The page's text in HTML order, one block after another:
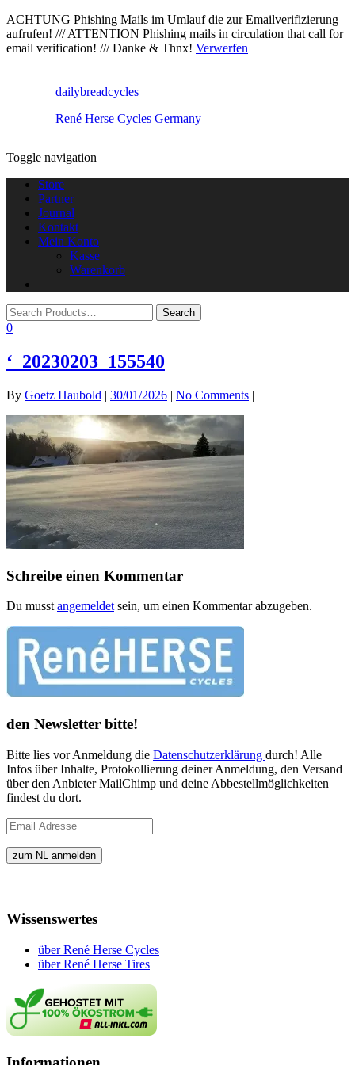
ACHTUNG Phishing Mails im Umlauf die zur Emailverifizierung
aufrufen! /// ATTENTION Phishing mails in circulation that call for
email verification! /// Danke & Thnx! Verwerfen
dailybreadcycles
René Herse Cycles Germany
Toggle navigation
Store
Partner
Journal
Kontakt
Mein Konto
Kasse
Warenkorb
0
‘_20230203_155540
By Goetz Haubold | 30/01/2026 | No Comments |
Schreibe einen Kommentar
Du musst angemeldet sein, um einen Kommentar abzugeben.
den Newsletter bitte!
Bitte lies vor Anmeldung die Datenschutzerklärung durch! Alle
Infos über Inhalte, Protokollierung deiner Anmeldung, den Versand
über den Anbieter MailChimp und deine Abbestellmöglichkeiten
findest du dort.
Wissenswertes
über René Herse Cycles
über René Herse Tires